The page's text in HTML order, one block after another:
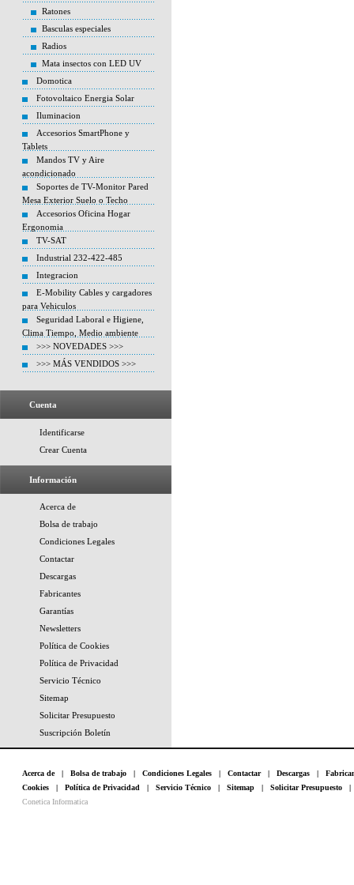
Ratones
Basculas especiales
Radios
Mata insectos con LED UV
Domotica
Fotovoltaico Energia Solar
Iluminacion
Accesorios SmartPhone y
Tablets
Mandos TV y Aire
acondicionado
Soportes de TV-Monitor Pared
Mesa Exterior Suelo o Techo
Accesorios Oficina Hogar
Ergonomia
TV-SAT
Industrial 232-422-485
Integracion
E-Mobility Cables y cargadores
para Vehiculos
Seguridad Laboral e Higiene,
Clima Tiempo, Medio ambiente
>>> NOVEDADES >>>
>>> MÁS VENDIDOS >>>
Cuenta
Identificarse
Crear Cuenta
Información
Acerca de
Bolsa de trabajo
Condiciones Legales
Contactar
Descargas
Fabricantes
Garantías
Newsletters
Política de Cookies
Política de Privacidad
Servicio Técnico
Sitemap
Solicitar Presupuesto
Suscripción Boletín
Acerca de| Bolsa de trabajo | Condiciones Legales | Contactar| Descargas |
Cookies | Política de Privacidad | Servicio Técnico | Sitemap | Solicitar Presupuesto
Conetica Informatica